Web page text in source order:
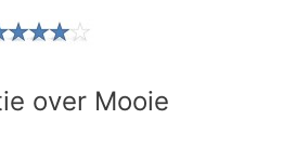
over Mooie